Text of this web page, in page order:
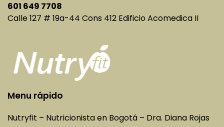
601 649 7708
Calle 127 # 19a-44 Cons 412 Edificio Acomedica II
Menu rápido
Nutryfit – Nutricionista en Bogotá – Dra. Diana Rojas